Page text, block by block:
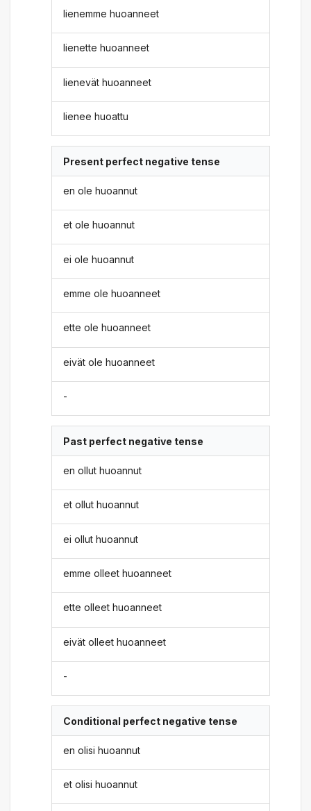
lienemme huoanneet
lienette huoanneet
lienevät huoanneet
lienee huoattu
Present perfect negative tense
en ole huoannut
et ole huoannut
ei ole huoannut
emme ole huoanneet
ette ole huoanneet
eivät ole huoanneet
-
Past perfect negative tense
en ollut huoannut
et ollut huoannut
ei ollut huoannut
emme olleet huoanneet
ette olleet huoanneet
eivät olleet huoanneet
-
Conditional perfect negative tense
en olisi huoannut
et olisi huoannut